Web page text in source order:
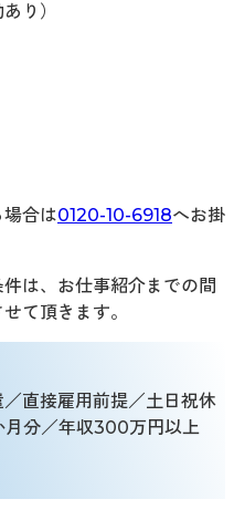
り）
合は0120-10-6918へお掛
は、お仕事紹介までの間
て頂きます。
／直接雇用前提／土日祝休
月分／年収300万円以上